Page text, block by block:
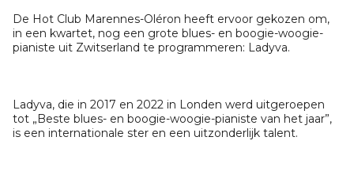
De Hot Club Marennes-Oléron heeft ervoor gekozen om,
in een kwartet, nog een grote blues- en boogie-woogie-
pianiste uit Zwitserland te programmeren: Ladyva.
Ladyva, die in 2017 en 2022 in Londen werd uitgeroepen
tot „Beste blues- en boogie-woogie-pianiste van het jaar”,
is een internationale ster en een uitzonderlijk talent.